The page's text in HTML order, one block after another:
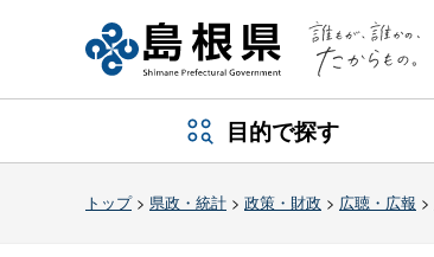
目的で探す
トップ> 県政・統計 > 政策・財政 > 広聴・広報 >